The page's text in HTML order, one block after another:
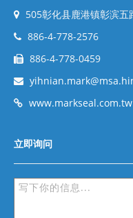
505彰化县鹿港镇彰滨
886-4-778-2576
886-4-778-0459
www.markseal.com.tw
立即询问